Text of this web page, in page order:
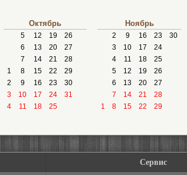
Октябрь
5 12 19
26
6
13 20
27
7
14 21
28
1
8 15 22
29
2
9 16 23
30
3
10 17 24
31
4
11 18 25
Ноябрь
2 9 16 23
30
3
10 17
24
4
11 18
25
5
12 19
26
6
13 20
27
7
14 21
28
1
8 15 22 29
Сервис